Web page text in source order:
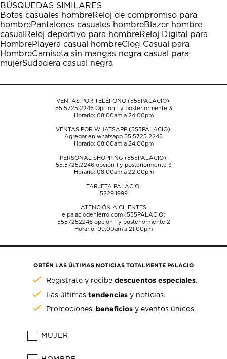
estrella
Esta
acción
abrirá
el
formulario
de
estrellas.
Esta
acción
abrirá
el
formulario
de
estrellas.
Esta
acción
abrirá
el
formulario
de
estrellas.
Esta
acción
abrirá
el
formulario
de
estrellas.
Esta
acción
abrirá
el
formulario
de
BÚSQUEDAS SIMILARES
Botas casuales hombreReloj de compromiso para
hombrePantalones casuales hombreBlazer hombre
casual Reloj deportivo para hombreReloj Digital para
HombrePlayera casual hombreClog Casual para
HombreCamiseta sin mangas negra casual para
mujerSudadera casual negra
VENTAS POR TELÉFONO (555PALACIO):
55.5725.2246Opción 1 y posteriormente 3
Horario: 08:00am a 24:00pm
VENTAS POR WHATSAPP (555PALACIO):
Agregar en whatsapp 55.5725.2246
Horario: 08:00am a 24:00pm
PERSONAL SHOPPING (555PALACIO):
55.5725.2246opción 1 y posteriormente 3
Horario: 08:00am a 22:00pm
TARJETA PALACIO:
5229.1999
ATENCIÓN A CLIENTES
elpalaciodehierro.com (555PALACIO)
5557252246opción 1 y posteriormente 2
Horario: 09:00am a 21:00pm
OBTÉN LAS ÚLTIMAS NOTICIAS TOTALMENTE PALACIO
Regístrate y recibedescuentos especiales.
Las últimastendencias y noticias.
Promociones, beneficios y eventos únicos.
MUJER